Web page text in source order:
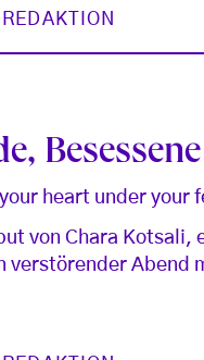
Besessene
heart under your
von Chara Kotsali,
verstörender